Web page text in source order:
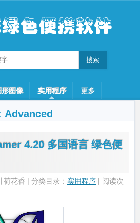
形图像 实用程序 更多
Advanced
4.20 多国语言 绿色便
花香 | 分类目录： 实用程序 | 阅读次